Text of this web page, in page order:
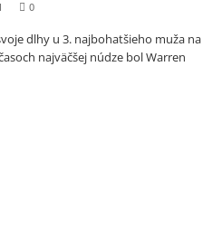
0
dlhy u 3. najbohatšieho muža na
najväčšej núdze bol Warren